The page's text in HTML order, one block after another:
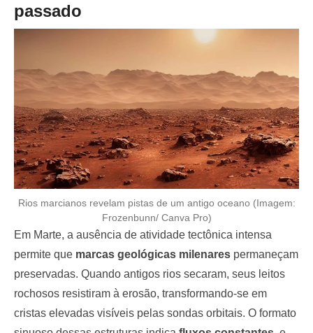
passado
Rios marcianos revelam pistas de um antigo oceano (Imagem:
Frozenbunn/ Canva Pro)
Em Marte, a ausência de atividade tectônica intensa
permite que marcas geológicas milenares permaneçam
preservadas. Quando antigos rios secaram, seus leitos
rochosos resistiram à erosão, transformando-se em
cristas elevadas visíveis pelas sondas orbitais. O formato